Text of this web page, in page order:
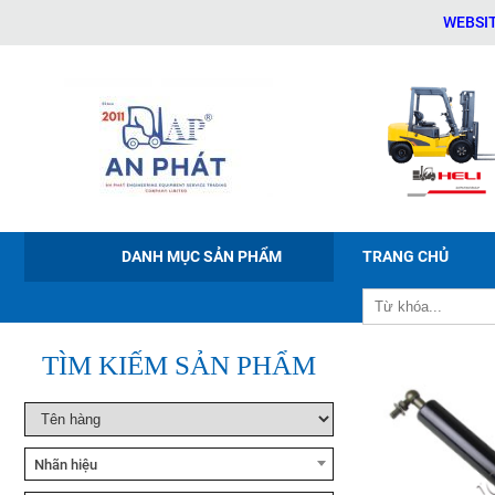
WEBSITE
DANH MỤC SẢN PHẨM TRANG CHỦ
TÌM KIẾM SẢN PHẨM
Nhãn hiệu
ESFH10
Xe nâng tay cao Noblelift